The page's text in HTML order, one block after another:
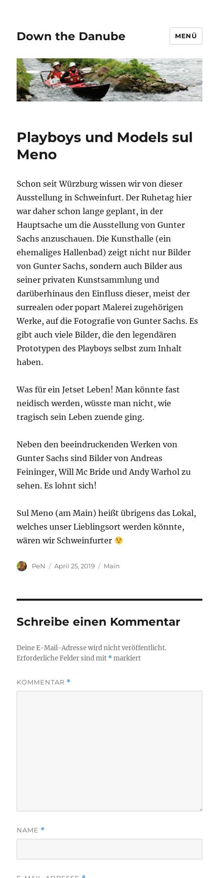
Down the Danube MENÜ
Playboys und Models sul
Meno
Schon seit Würzburg wissen wir von dieser
Ausstellung in Schweinfurt. Der Ruhetag hier
war daher schon lange geplant, in der
Hauptsache um die Ausstellung von Gunter
Sachs anzuschauen. Die Kunsthalle (ein
ehemaliges Hallenbad) zeigt nicht nur Bilder
von Gunter Sachs, sondern auch Bilder aus
seiner privaten Kunstsammlung und
darüberhinaus den Einfluss dieser, meist der
surrealen oder popart Malerei zugehörigen
Werke, auf die Fotografie von Gunter Sachs. Es
gibt auch viele Bilder, die den legendären
Prototypen des Playboys selbst zum Inhalt
haben.
Was für ein Jetset Leben! Man könnte fast
neidisch werden, wüsste man nicht, wie
tragisch sein Leben zuende ging.
Neben den beeindruckenden Werken von
Gunter Sachs sind Bilder von Andreas
Feininger, Will Mc Bride und Andy Warhol zu
sehen. Es lohnt sich!
Sul Meno (am Main) heißt übrigens das Lokal,
welches unser Lieblingsort werden könnte,
wären wir Schweinfurter
Autor
PeN
Veröffentlicht
April 25, 2019 Kategorien
Main
Schreibe einen Kommentar
Deine E-Mail-Adresse wird nicht veröffentlicht.
Erforderliche Felder sind mit *markiert
KOMMENTAR *
NAME *